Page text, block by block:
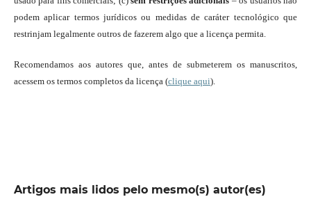
podem aplicar termos jurídicos ou medidas de caráter tecnológico que
restrinjam legalmente outros de fazerem algo que a licença permita.
Recomendamos aos autores que, antes de submeterem os manuscritos,
acessem os termos completos da licença (clique aqui).
Artigos mais lidos pelo mesmo(s) autor(es)